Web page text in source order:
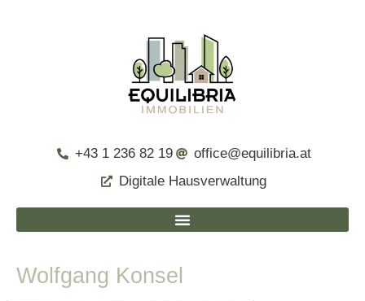
+43 1 236 82 19
office@equilibria.at
Digitale Hausverwaltung
Wolfgang Konsel